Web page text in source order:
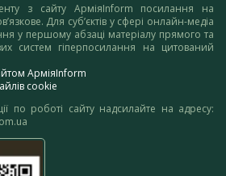
з сайту АрміяInform посилання на
Для суб’єктів у сфері онлайн-медіа
у першому абзаці матеріалу прямого та
систем гіперпосилання на цитований
АрміяInform
cookie
по роботі сайту надсилайте на адресу: